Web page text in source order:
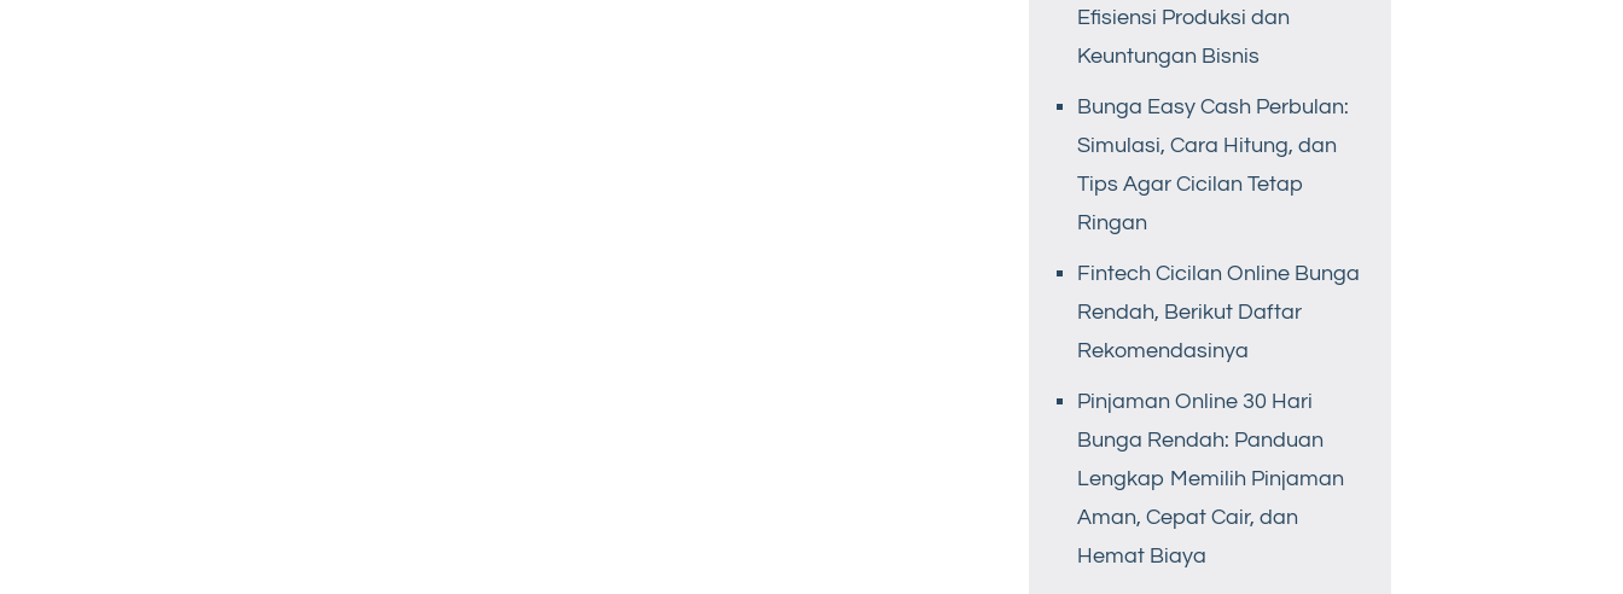
Efisiensi Produksi dan
Keuntungan Bisnis
Bunga Easy Cash Perbulan:
Simulasi, Cara Hitung, dan
Tips Agar Cicilan Tetap
Ringan
Fintech Cicilan Online Bunga
Rendah, Berikut Daftar
Rekomendasinya
Pinjaman Online 30 Hari
Bunga Rendah: Panduan
Lengkap Memilih Pinjaman
Aman, Cepat Cair, dan
Hemat Biaya